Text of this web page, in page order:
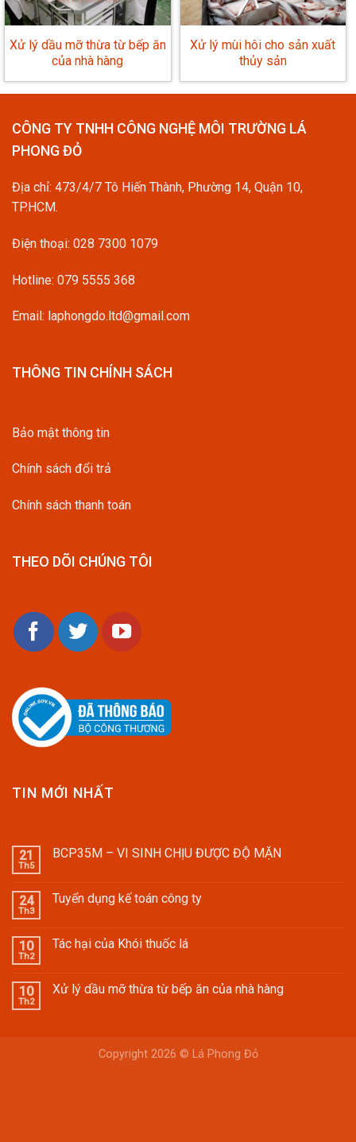
Xử lý dầu mỡ thừa từ bếp ăn
của nhà hàng
Xử lý mùi hôi cho sản xuất
thủy sản
CÔNG TY TNHH CÔNG NGHỆ MÔI TRƯỜNG LÁ
PHONG ĐỎ
Địa chỉ: 473/4/7 Tô Hiến Thành, Phường 14, Quận 10,
TP.HCM.
Điện thoại: 028 7300 1079
Hotline: 079 5555 368
Email: laphongdo.ltd@gmail.com
THÔNG TIN CHÍNH SÁCH
Bảo mật thông tin
Chính sách đổi trả
Chính sách thanh toán
THEO DÕI CHÚNG TÔI
TIN MỚI NHẤT
21
Th5
BCP35M – VI SINH CHỊU ĐƯỢC ĐỘ MẶN
24
Th3
Tuyển dụng kế toán công ty
10
Th2
Tác hại của Khói thuốc lá
10
Th2
Xử lý dầu mỡ thừa từ bếp ăn của nhà hàng
Copyright 2026 © Lá Phong Đỏ